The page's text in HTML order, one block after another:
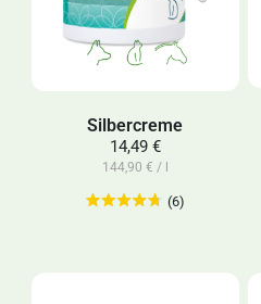
Silbercreme
14,49 €
144,90 € / l
(6)